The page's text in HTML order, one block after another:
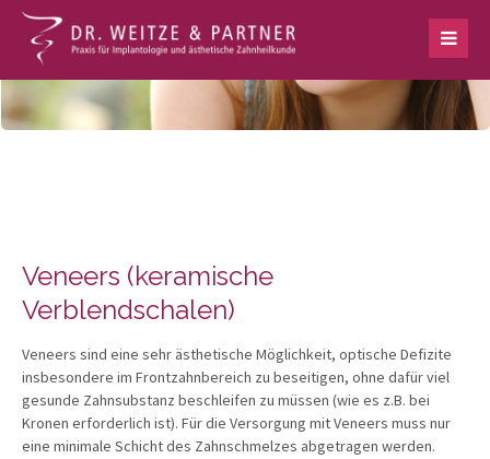
Veneers (keramische
Verblendschalen)
Veneers sind eine sehr ästhetische Möglichkeit, optische Defizite
insbesondere im Frontzahnbereich zu beseitigen, ohne dafür viel
gesunde Zahnsubstanz beschleifen zu müssen (wie es z.B. bei
Kronen erforderlich ist). Für die Versorgung mit Veneers muss nur
eine minimale Schicht des Zahnschmelzes abgetragen werden.